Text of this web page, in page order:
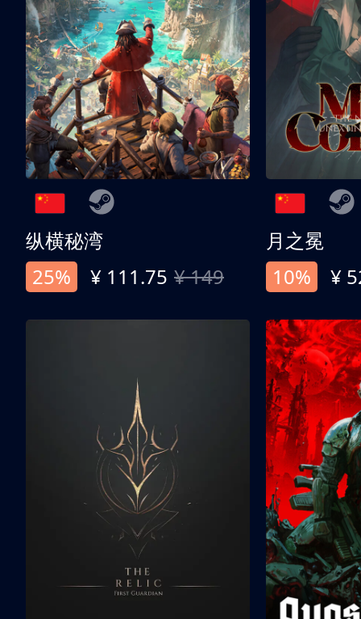
纵横秘湾
25%
¥ 111.75 ¥ 149
月之冕
10%
¥